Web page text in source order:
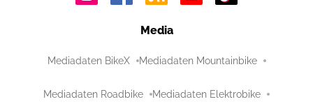
Media
Mediadaten BikeX Mediadaten Mountainbike
Mediadaten Roadbike Mediadaten Elektrobike